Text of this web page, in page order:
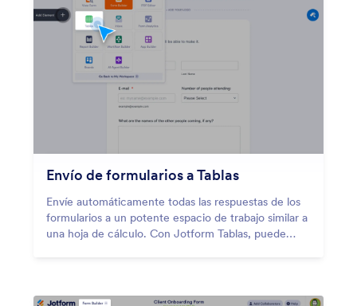
Envío de formularios a Tablas
Envíe automáticamente todas las respuestas de los
formularios a un potente espacio de trabajo similar a
una hoja de cálculo. Con Jotform Tablas, puede
con ellos en cuanto alguien pulse enviar.